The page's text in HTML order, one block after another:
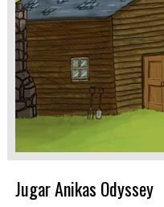
Jugar Anikas Odyssey